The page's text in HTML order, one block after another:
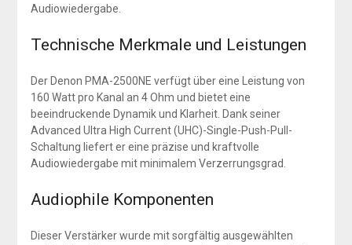
Audiowiedergabe.
Technische Merkmale und Leistungen
Der Denon PMA-2500NE verfügt über eine Leistung von
160 Watt pro Kanal an 4 Ohm und bietet eine
beeindruckende Dynamik und Klarheit. Dank seiner
Advanced Ultra High Current (UHC)-Single-Push-Pull-
Schaltung liefert er eine präzise und kraftvolle
Audiowiedergabe mit minimalem Verzerrungsgrad.
Audiophile Komponenten
Dieser Verstärker wurde mit sorgfältig ausgewählten